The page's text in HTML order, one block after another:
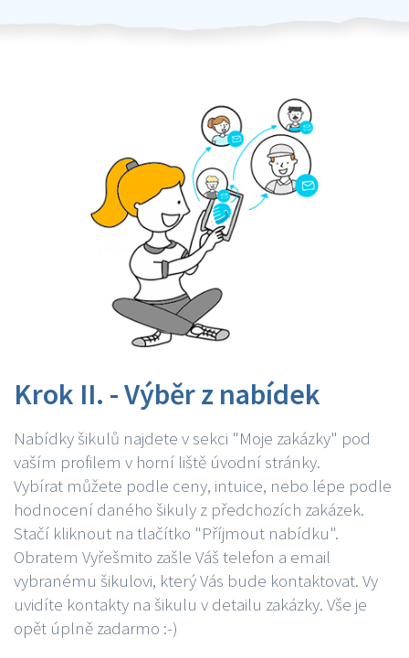
Krok II. - Výběr z nabídek
Nabídky šikulů najdete v sekci "Moje zakázky" pod
vaším profilem v horní liště úvodní stránky.
Vybírat můžete podle ceny, intuice, nebo lépe podle
hodnocení daného šikuly z předchozích zakázek.
Stačí kliknout na tlačítko "Příjmout nabídku".
Obratem Vyřešmito zašle Váš telefon a email
vybranému šikulovi, který Vás bude kontaktovat. Vy
uvidíte kontakty na šikulu v detailu zakázky. Vše je
opět úplně zadarmo :-)